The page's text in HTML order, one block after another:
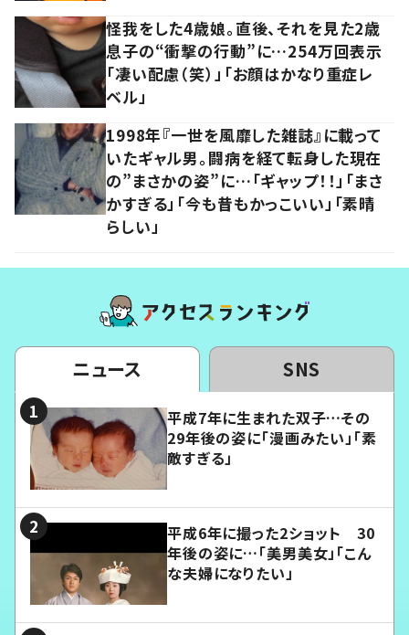
怪我をした4歳娘。直後、それを見た2歳
息子の“衝撃の行動”に…254万回表示
「凄い配慮（笑）」「お顔はかなり重症レ
ベル」
1998年『一世を風靡した雑誌』に載って
いたギャル男。闘病を経て転身した現在
の”まさかの姿”に…「ギャップ！！」「まさ
かすぎる」「今も昔もかっこいい」「素晴
らしい」
ニュース SNS
平成7年に生まれた双子…その
29年後の姿に「漫画みたい」「素
敵すぎる」
平成6年に撮った2ショット 30
年後の姿に…「美男美女」「こん
な夫婦になりたい」